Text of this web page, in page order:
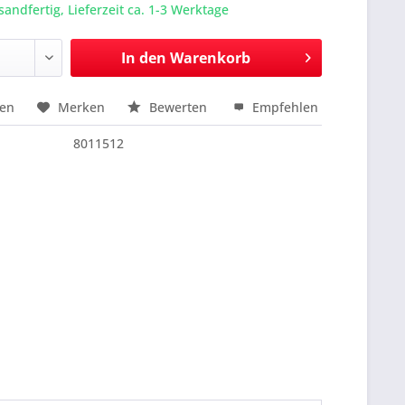
Lieferzeit ca. 1-3 Werktage
In den Warenkorb
Merken Bewerten Empfehlen
8011512